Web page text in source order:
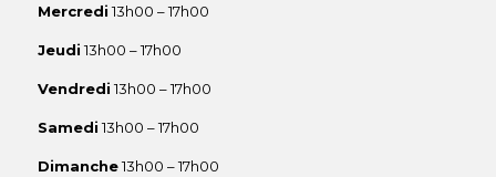
Mercredi13h00 – 17h00
Jeudi13h00 – 17h00
Vendredi13h00 – 17h00
Samedi13h00 – 17h00
Dimanche13h00 – 17h00